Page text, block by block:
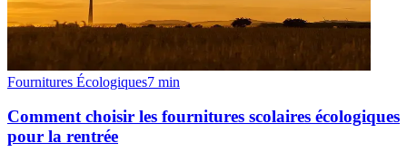
Fournitures Écologiques7 min
Comment choisir les fournitures scolaires écologiques
pour la rentrée